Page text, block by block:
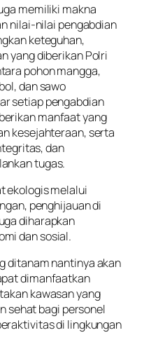
memiliki makna
nilai-nilai pengabdian
keteguhan,
yang diberikan Polri
pohon mangga,
dan sawo
setiap pengabdian
manfaat yang
kesejahteraan, serta
dan
tugas.
ekologis melalui
penghijauan di
diharapkan
dan sosial.
ditanam nantinya akan
dimanfaatkan
kawasan yang
sehat bagi personel
di lingkungan